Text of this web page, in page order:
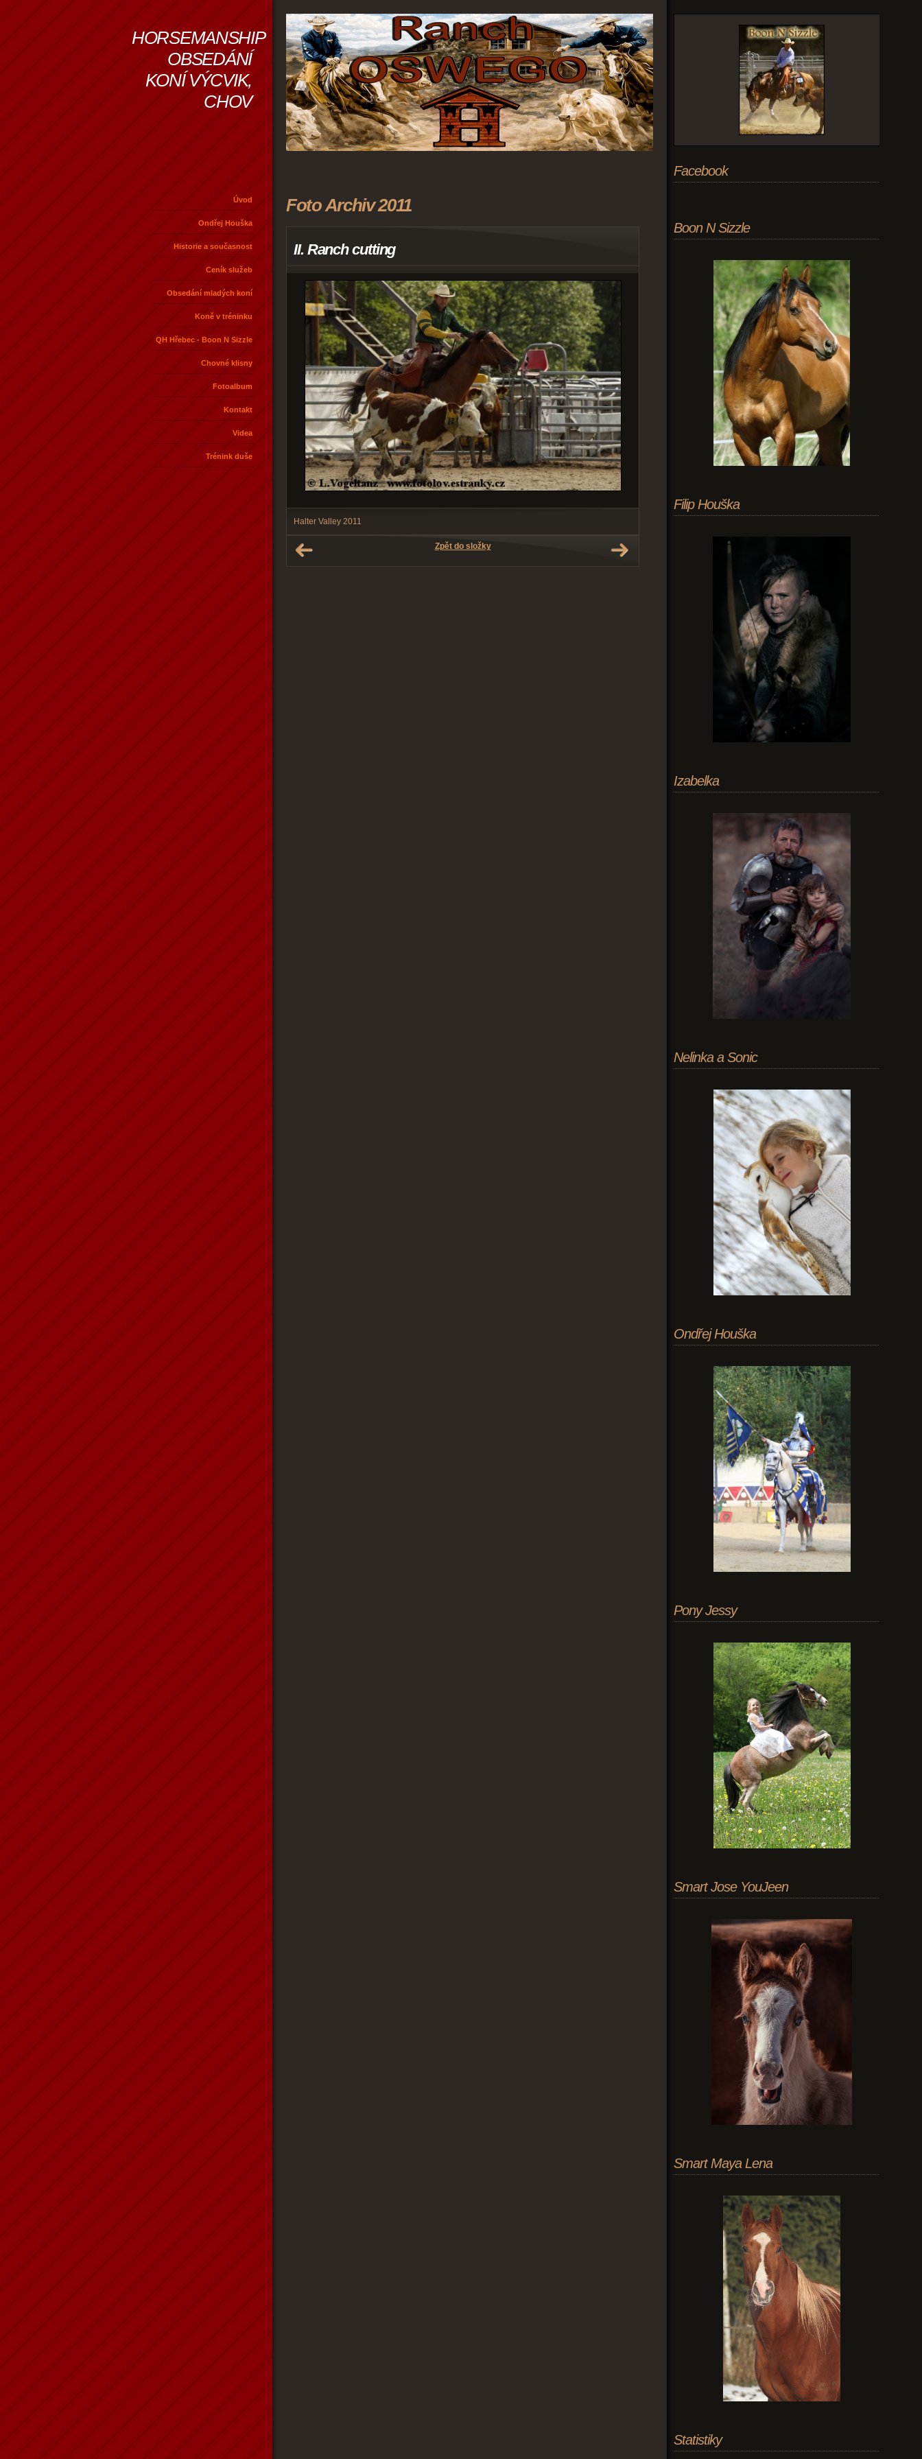
HORSEMANSHIP
OBSEDÁNÍ
KONÍ VÝCVIK,
CHOV
Úvod
Ondřej Houška
Historie a současnost
Ceník služeb
Obsedání mladých koní
Koně v tréninku
QH Hřebec - Boon N Sizzle
Chovné klisny
Fotoalbum
Kontakt
Videa
Trénink duše
Foto Archiv 2011
II. Ranch cutting
Halter Valley 2011
Zpět do složky
Facebook
Boon N Sizzle
Filip Houška
Izabelka
Nelinka a Sonic
Ondřej Houška
Pony Jessy
Smart Jose YouJeen
Smart Maya Lena
Statistiky